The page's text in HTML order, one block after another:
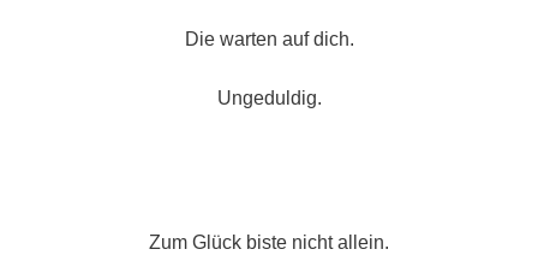
Die warten auf dich.
Ungeduldig.
Zum Glück biste nicht allein.